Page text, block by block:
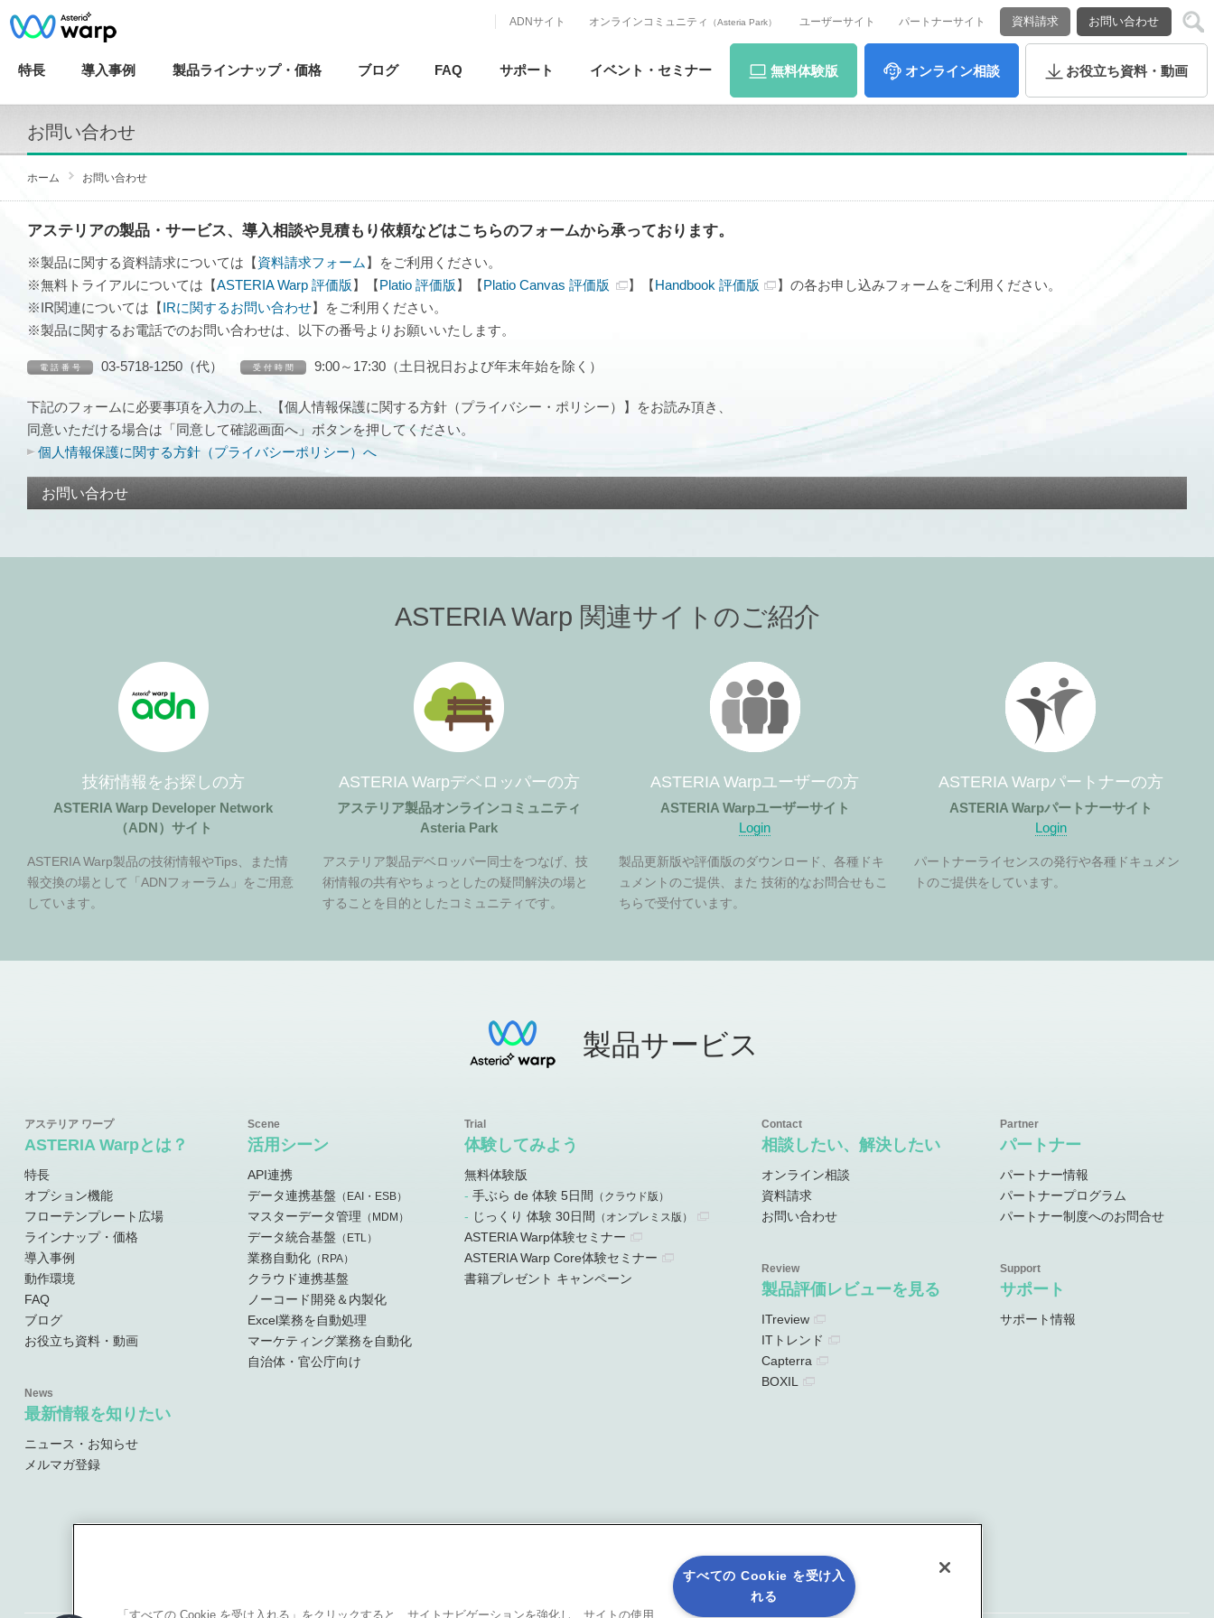
ADNサイト オンラインコミュニティ （Asteria Park） ユーザーサイト パートナーサイト 資料請求 お問い合わせ
特長 導入事例 製品ラインナップ・ 価格 ブログ FAQ サポート イベント・ セミナー 無料体験版 オンライン相談 お役立ち資料・動画
お問い合わせ
ホーム お問い合わせ
アステリアの製品・サービス、導入相談や見積もり依頼などはこちらのフォームから承っております。
※製品に関する資料請求については【資料請求フォーム 】をご利用ください。
※無料トライアルについては【ASTERIA Warp 評価版】【Platio 評価版】【Platio Canvas 評価版 】【Handbook 評価版
】の各お申し込みフォームをご利用ください。
※IR関連については【IRに関するお問い合わせ】をご利用ください。
※製品に関するお電話でのお問い合わせは、以下の番号よりお願いいたします。
電 話 番 号 03-5718-1250（代） 受 付 時 間 9:00～17:30（土日祝日および年末年始を除く）
下記のフォームに必要事項を入力の上、【個人情報保護に関する方針（プライバシー・ポリシー）】をお読み頂き、
同意いただける場合は「同意して確認画面へ」ボタンを押してください。
個人情報保護に関する方針（プライバシーポリシー）へ
お問い合わせ
ASTERIA Warp 関連サイトのご紹介
技術情報をお探しの方
ASTERIA Warp Developer Network
（ADN）サイト
ASTERIA Warp製品の技術情報やTips、また情
報交換の場として「ADNフォーラム」をご用意
しています。
ASTERIA Warpデベロッパーの方
アステリア製品オンラインコミュニティ
Asteria Park
アステリア製品デベロッパー同士をつなげ、技
術情報の共有やちょっとしたの疑問解決の場と
することを目的としたコミュニティです。
ASTERIA Warpユーザーの方
ASTERIA Warpユーザーサイト
Login
製品更新版や評価版のダウンロード、各種ドキ
ュメントのご提供、また 技術的なお問合せもこ
ちらで受付ています。
ASTERIA Warpパートナーの方
ASTERIA Warpパートナーサイト
Login
パートナーライセンスの発行や各種ドキュメン
トのご提供をしています。
製品サービス
ASTERIA Warpとは？
特長
オプション機能
フローテンプレート広場
ラインナップ・価格
導入事例
動作環境
FAQ
ブログ
お役立ち資料・動画
最新情報を知りたい
ニュース・お知らせ
メルマガ登録
活用シーン
API連携
データ連携基盤
（EAI・ESB）
マスターデータ管理 （MDM）
データ統合基盤 （ETL）
業務自動化 （RPA）
クラウド連携基盤
ノーコード開発＆内製化
Excel業務を自動処理
マーケティング業務を自動化
自治体・官公庁向け
体験してみよう
無料体験版
手ぶら de 体験 5日間
（クラウド版）
じっくり 体験 30日間 （オンプレミス版）
ASTERIA Warp体験セミナー
ASTERIA Warp Core体験セミナー
書籍プレゼント キャンペーン
相談したい、解決したい
オンライン相談
資料請求
お問い合わせ
製品評価レビューを見る
ITreview
ITトレンド
Capterra
BOXIL
パートナー
パートナー情報
パートナープログラム
パートナー制度へのお問合せ
サポート
サポート情報
「すべての Cookie を受け入れる」をクリックすると、サイトナビゲーションを強化し、サイトの使用
すべての Cookie を受け入
れる